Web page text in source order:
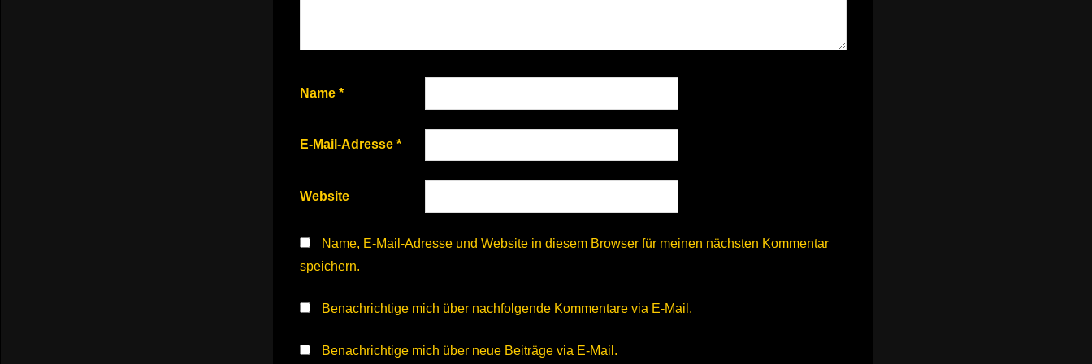
Name *
E-Mail-Adresse *
Website
Name, E-Mail-Adresse und Website in diesem Browser für meinen nächsten Kommentar
speichern.
Benachrichtige mich über nachfolgende Kommentare via E-Mail.
Benachrichtige mich über neue Beiträge via E-Mail.